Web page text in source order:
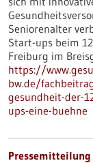
Seniorenalter
Start-ups beim
Freiburg im
https://
bw.de/
gesundheit-der-
ups-eine-buehne
Pressemitteilung